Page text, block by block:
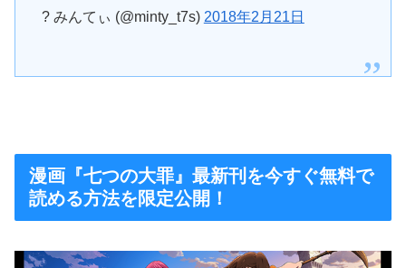
? みんてぃ (@minty_t7s) 2018年2月21日
漫画『七つの大罪』最新刊を今すぐ無料で
読める方法を限定公開！